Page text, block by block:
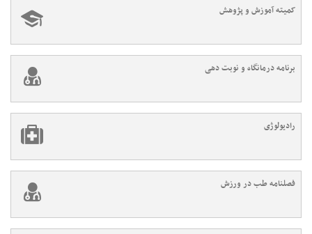
کمیته آموزش و پژوهش
برنامه درمانگاه و نوبت دهی
رادیولوژی
فصلنامه طب در ورزش